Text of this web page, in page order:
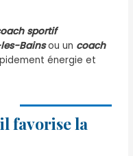
sportif
Bainsou un coach
énergie et
favorise la